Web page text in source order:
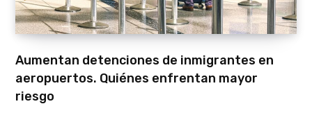
Aumentan detenciones de inmigrantes en
aeropuertos. Quiénes enfrentan mayor
riesgo